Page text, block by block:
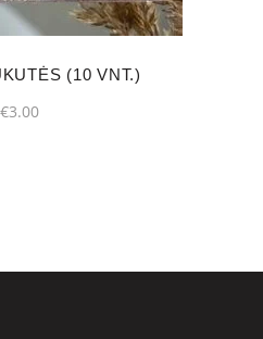
(10 VNT.)
€3.00